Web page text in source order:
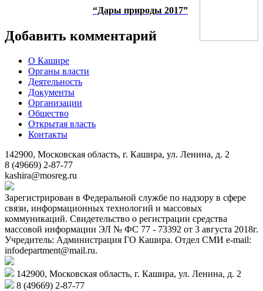
“Дары природы 2017”
Добавить комментарий
О Кашире
Органы власти
Деятельность
Документы
Организации
Общество
Открытая власть
Контакты
142900, Московская область, г. Кашира, ул. Ленина, д. 2
8 (49669) 2-87-77
kashira@mosreg.ru
Зарегистрирован в Федеральной службе по надзору в сфере
связи, информационных технологий и массовых
коммуникаций. Свидетельство о регистрации средства
массовой информации ЭЛ № ФС 77 - 73392 от 3 августа 2018г.
Учредитель: Администрация ГО Кашира. Отдел СМИ e-mail:
infodepartment@mail.ru.
142900, Московская область, г. Кашира, ул. Ленина, д. 2
8 (49669) 2-87-77